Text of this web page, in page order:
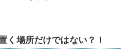
場所だけではない？！